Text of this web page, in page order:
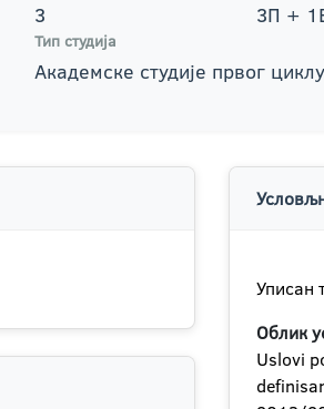
3 3П +
Тип студија
Академске студије првог
Уписан
Облик
Uslovi